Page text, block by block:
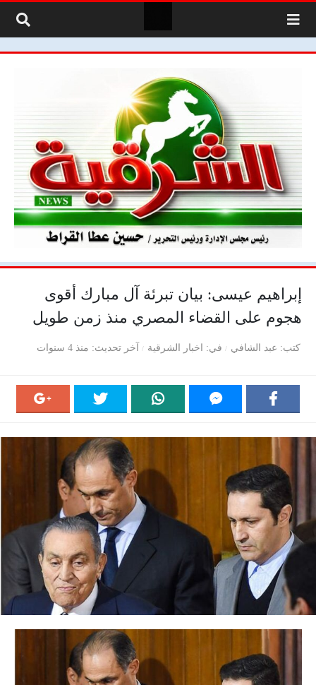
إبراهيم عيسى: بيان تبرئة آل مبارك أقوى
هجوم على القضاء المصري منذ زمن طويل
كتب عبد الشافي في اخبار الشرقية آخر تحديث منذ 4 سنوات